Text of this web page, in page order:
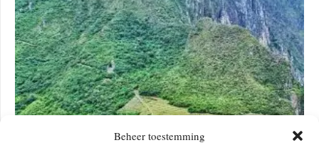
Beheer toestemming
HUAYNA PICCHU EN DE WONDERLIJKE KLIM